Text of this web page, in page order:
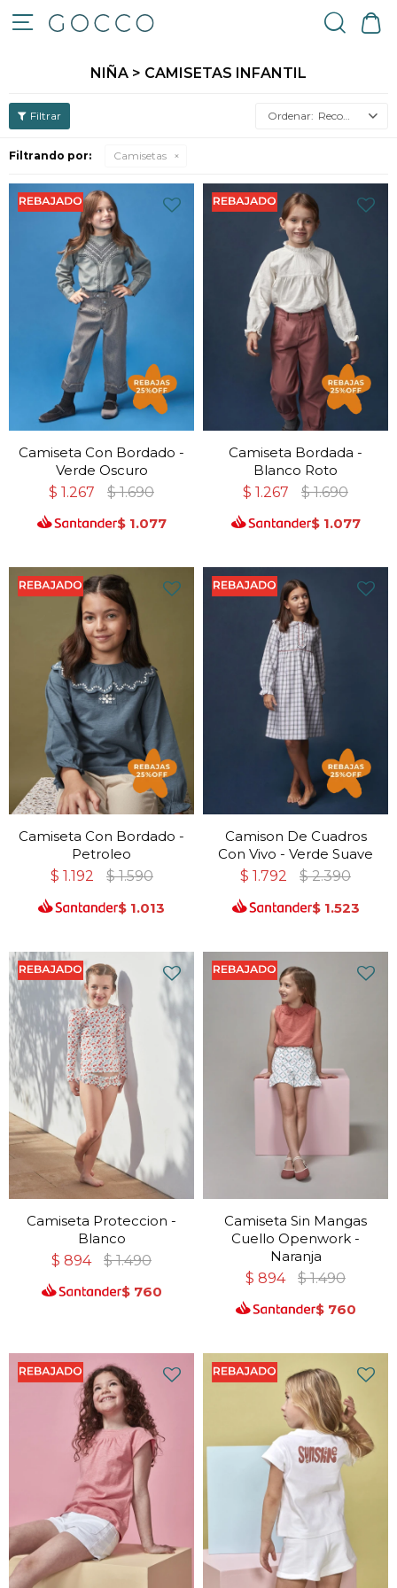

NIÑA > CAMISETAS INFANTIL
Recomendados
Filtrando por: Camisetas
Camiseta Con Bordado -
Verde Oscuro
$ 1.267 $ 1.690
$ 1.077
Camiseta Bordada -
Blanco Roto
$ 1.267 $ 1.690
$ 1.077
Camiseta Con Bordado -
Petroleo
$ 1.192 $ 1.590
$ 1.013
Camison De Cuadros
Con Vivo - Verde Suave
$ 1.792 $ 2.390
$ 1.523
Camiseta Proteccion -
Blanco
$ 894 $ 1.490
$ 760
Camiseta Sin Mangas
Cuello Openwork -
Naranja
$ 894 $ 1.490
$ 760